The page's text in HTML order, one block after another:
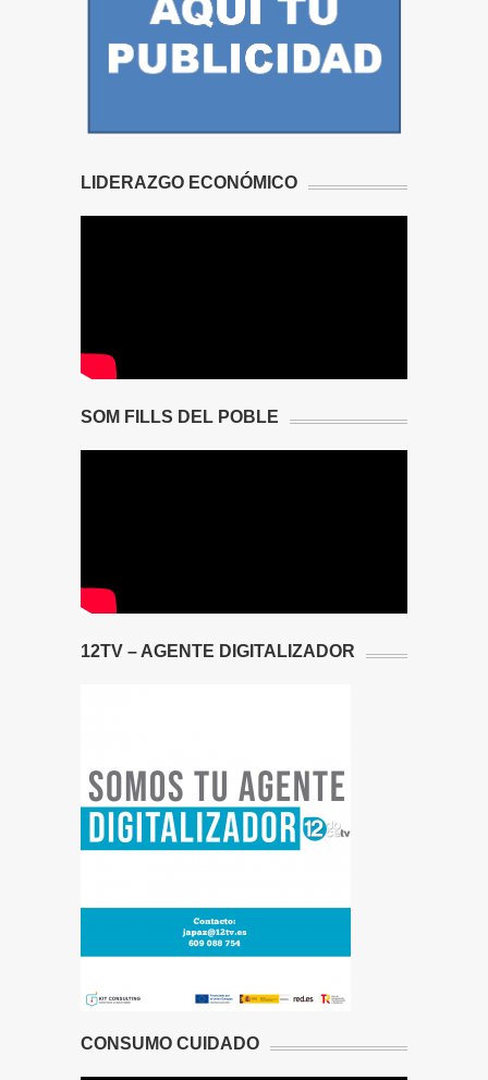
LIDERAZGO ECONÓMICO
SOM FILLS DEL POBLE
12TV – AGENTE DIGITALIZADOR
CONSUMO CUIDADO